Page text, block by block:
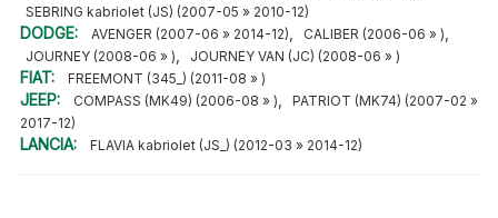
SEBRING kabriolet (JS) (2007-05 » 2010-12)
DODGE: AVENGER (2007-06 » 2014-12) CALIBER (2006-06 » )
JOURNEY (2008-06 » ) JOURNEY VAN (JC) (2008-06 » )
FIAT: FREEMONT (345_) (2011-08 » )
JEEP: COMPASS (MK49) (2006-08 » )
PATRIOT (MK74) (2007-02 »
2017-12)
LANCIA: FLAVIA kabriolet (JS_) (2012-03 » 2014-12)